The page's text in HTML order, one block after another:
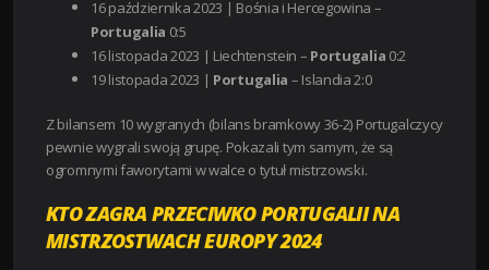
16 października 2023 | Bośnia i Hercegowina –
Portugalia 0:5
16 listopada 2023 | Liechtenstein – Portugalia 0:2
19 listopada 2023 | Portugalia – Islandia 2:0
Z bilansem 10 wygranych (bilans bramkowy 36-2) Portugalczycy
pewnie wygrali swoją grupę. Pokazali tym samym, że są
ogromnymi faworytami w walce o tytuł mistrzowski.
KTO ZAGRA PRZECIWKO PORTUGALII NA
MISTRZOSTWACH EUROPY 2024